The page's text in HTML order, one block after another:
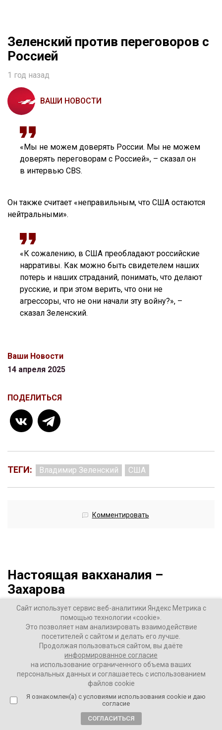
Зеленский против переговоров с
Россией
1 год назад
ВАШИ НОВОСТИ
«Мы не можем доверять России. Мы не можем
доверять переговорам с Россией», – сказал он
в интервью CBS.
Он также считает «неправильным, что США остаются
нейтральными».
«К сожалению, в США преобладают российские
нарративы. Как можно быть свидетелем наших
потерь и наших страданий, понимать, что делают
русские, и при этом верить, что они не
агрессоры, что не они начали эту войну?», –
сказал Зеленский.
Ваши Новости
14 апреля 2025
ПОДЕЛИТЬСЯ
ТЕГИ: Владимир Зеленский США
Комментировать
Настоящая вакханалия –
Захарова
1 год назад
ВАШИ НОВОСТИ
Настоящая вакханалия – Захарова о награждении
итальянской журналистки, проникшей в Курскую
В Италии наградили журналистку Стефанию
Баттистини премией «За свободу прессы 2025» после
Сайт использует сервис веб-аналитики Яндекс Метрика с
помощью технологии «cookie».
Это позволяет нам анализировать взаимодействие
посетителей с сайтом и делать его лучше.
Продолжая пользоваться сайтом, вы даёте
информированное согласие
на использование ограниченного объема ваших
персональных данных и соглашаетесь с использованием
файлов cookie
Я ознакомлен(а) с условиями использования cookie и даю
согласие
СОГЛАСИТЬСЯ